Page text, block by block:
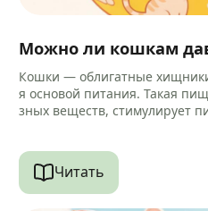
Можно ли кошкам
Кошки — облигатные
я основой питания. Такая
зных веществ, стимулирует
Читать